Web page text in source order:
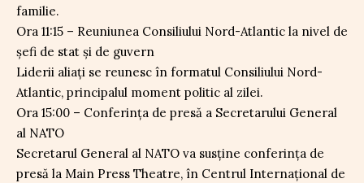
familie.
Ora 11:15 – Reuniunea Consiliului Nord-Atlantic la nivel de
șefi de stat și de guvern
Liderii aliați se reunesc în formatul Consiliului Nord-
Atlantic, principalul moment politic al zilei.
Ora 15:00 – Conferința de presă a Secretarului General
al NATO
Secretarul General al NATO va susține conferința de
presă la Main Press Theatre, în Centrul Internațional de